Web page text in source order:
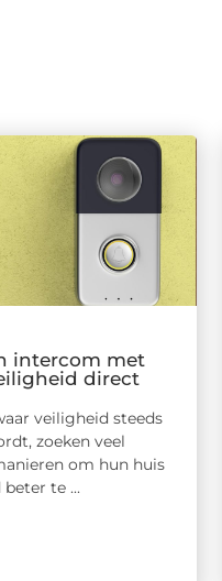
intercom met
direct
veiligheid steeds
zoeken veel
om hun huis
te ...